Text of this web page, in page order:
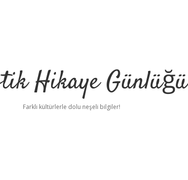
Hikaye Günlüğü
Farklı kültürlerle dolu neşeli bilgiler!